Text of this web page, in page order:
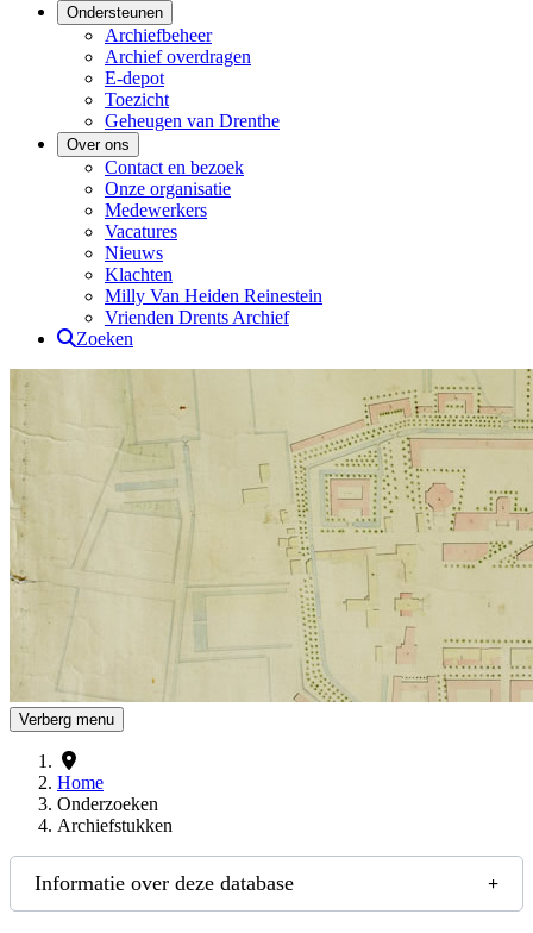
Ondersteunen
Archiefbeheer
Archief overdragen
E-depot
Toezicht
Geheugen van Drenthe
Over ons
Contact en bezoek
Onze organisatie
Medewerkers
Vacatures
Nieuws
Klachten
Milly Van Heiden Reinestein
Vrienden Drents Archief
Zoeken
Drents Archief
Verberg menu
Home
Onderzoeken
Archiefstukken
Informatie over deze database